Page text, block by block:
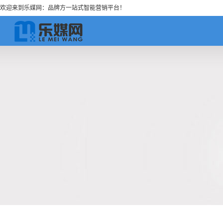
欢迎来到乐媒网：品牌方一站式智能营销平台！